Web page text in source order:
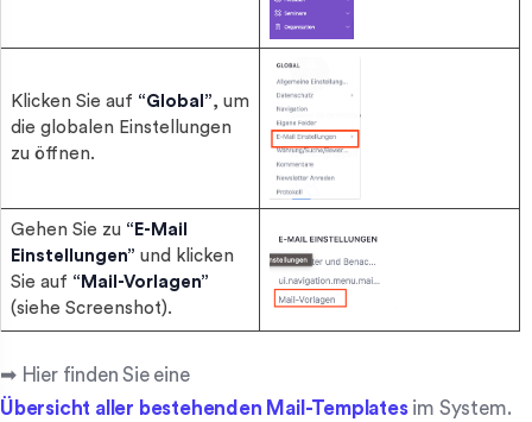
Klicken Sie auf “Global”, um
die globalen Einstellungen
zu öffnen.
Gehen Sie zu “E-Mail
Einstellungen” und klicken
Sie auf “Mail-Vorlagen”
(siehe Screenshot).
➡ Hier finden Sie eine
Übersicht aller bestehenden Mail-Templatesim System.